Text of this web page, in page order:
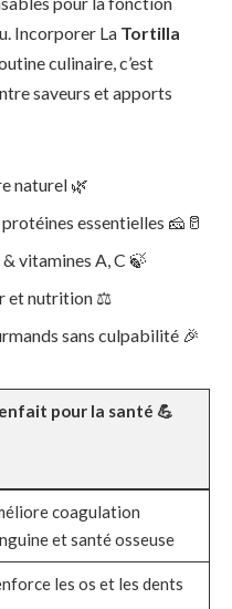
Incorporer La Tortilla
culinaire, c’est
saveurs et apports
naturel 🌿
essentielles 🧀🥛
vitamines A, C 🍃
et nutrition ⚖️
sans culpabilité 🎉
pour la santé 💪
coagulation
et santé osseuse
les os et les dents